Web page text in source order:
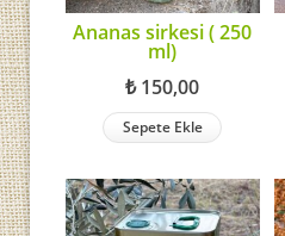
Ananas sirkesi ( 250
ml)
₺150,00
Sepete Ekle